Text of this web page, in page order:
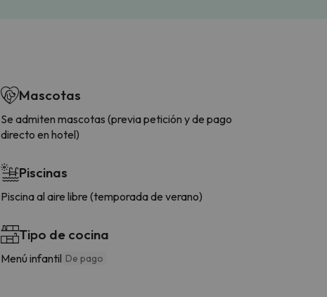
Mascotas
Se admiten mascotas (previa petición y de pago
directo en hotel)
Piscinas
Piscina al aire libre (temporada de verano)
Tipo de cocina
Menú infantil De pago